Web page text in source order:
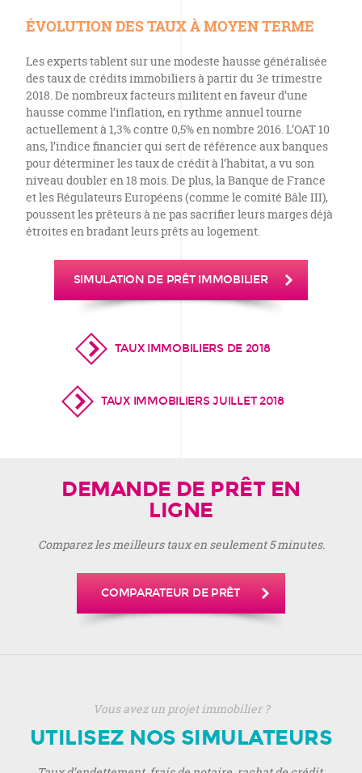
ÉVOLUTION DES TAUX À MOYEN TERME
Les experts tablent sur une modeste hausse généralisée
des taux de crédits immobiliers à partir du 3e trimestre
2018. De nombreux facteurs militent en faveur d’une
hausse comme l’inflation, en rythme annuel tourne
actuellement à 1,3% contre 0,5% en nombre 2016. L’OAT 10
ans, l’indice financier qui sert de référence aux banques
pour déterminer les taux de crédit à l’habitat, a vu son
niveau doubler en 18 mois. De plus, la Banque de France
et les Régulateurs Européens (comme le comité Bâle III),
poussent les prêteurs à ne pas sacrifier leurs marges déjà
étroites en bradant leurs prêts au logement.
SIMULATION DE PRÊT IMMOBILIER
TAUX IMMOBILIERS DE 2018
TAUX IMMOBILIERS JUILLET 2018
DEMANDE DE PRÊT EN
LIGNE
Comparez les meilleurs taux en seulement 5 minutes.
COMPARATEUR DE PRÊT
Vous avez un projet immobilier ?
UTILISEZ NOS SIMULATEURS